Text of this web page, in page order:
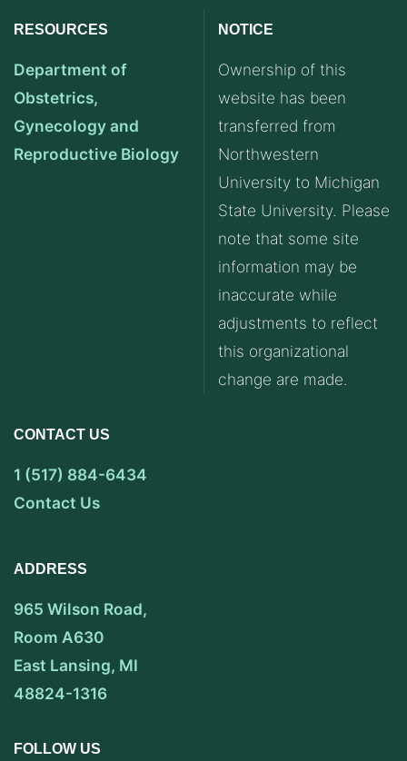
RESOURCES
Department of
Obstetrics,
Gynecology and
Reproductive Biology
NOTICE
Ownership of this
website has been
transferred from
Northwestern
University to Michigan
State University. Please
note that some site
information may be
inaccurate while
adjustments to reflect
this organizational
change are made.
CONTACT US
1 (517) 884-6434
Contact Us
ADDRESS
965 Wilson Road,
Room A630
East Lansing, MI
48824-1316
FOLLOW US